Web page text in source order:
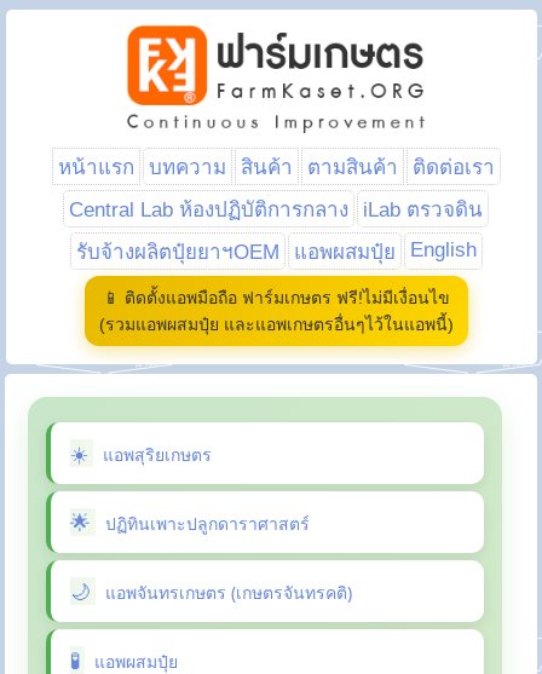
หน้าแรก บทความ สินค้า ตามสินค้า
ติดต่อเรา
Central Lab ห้องปฏิบัติการกลาง
iLab ตรวจดิน
รับจ้างผลิตปุ๋ยยาฯOEM
แอพผสมปุ๋ย English
📱 ติดตั้งแอพมือถือ ฟาร์มเกษตร ฟรี!ไม่มีเงื่อนไข
(รวมแอพผสมปุ๋ย และแอพเกษตรอื่นๆไว้ในแอพนี้)
แอพสุริยเกษตร
ปฏิทินเพาะปลูกดาราศาสตร์
แอพจันทรเกษตร (เกษตรจันทรคติ)
แอพผสมปุ๋ย